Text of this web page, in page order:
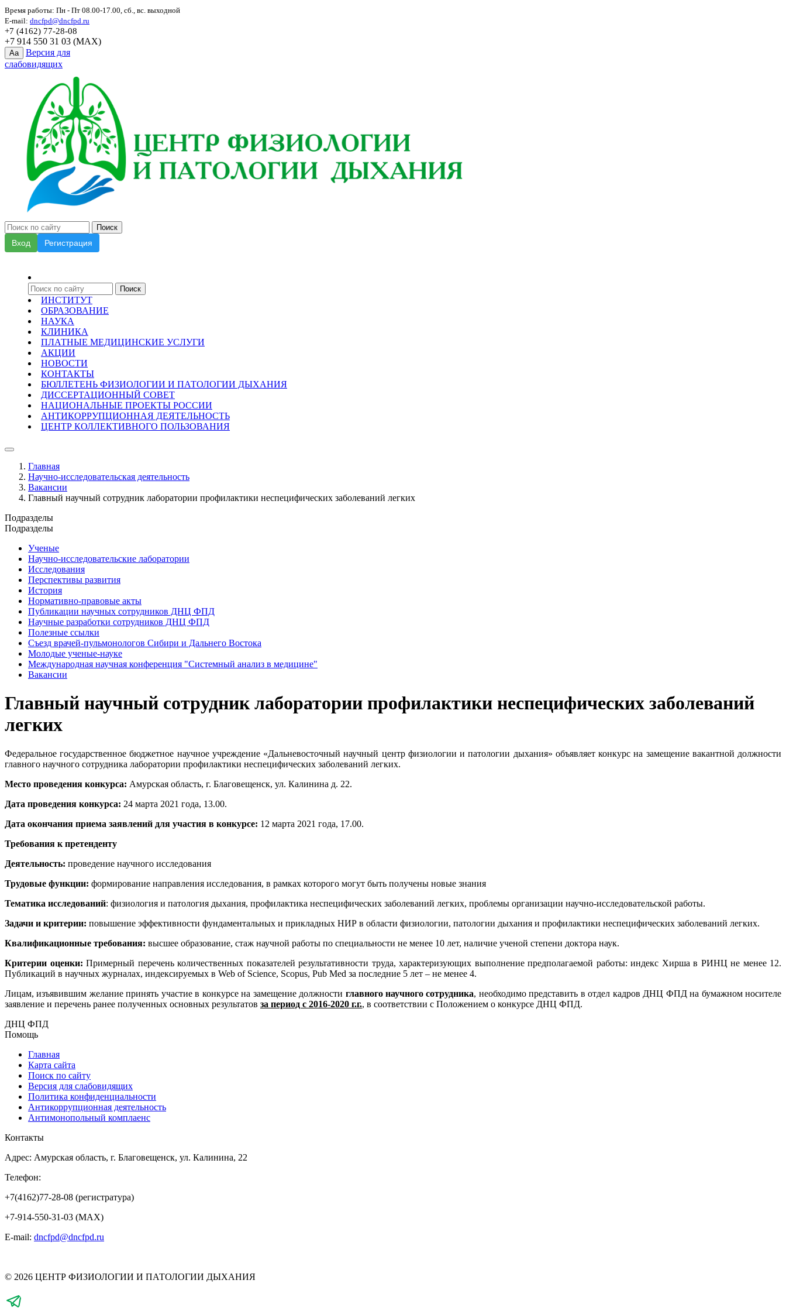
Время работы: Пн - Пт 08.00-17.00, сб., вс. выходной
E-mail: dncfpd@dncfpd.ru
+7 (4162) 77-28-08
+7 914 550 31 03 (MAX)
Aa
Версия для
слабовидящих
Вход Регистрация
ИНСТИТУТ
ОБРАЗОВАНИЕ
НАУКА
КЛИНИКА
ПЛАТНЫЕ МЕДИЦИНСКИЕ УСЛУГИ
АКЦИИ
НОВОСТИ
КОНТАКТЫ
БЮЛЛЕТЕНЬ ФИЗИОЛОГИИ И ПАТОЛОГИИ ДЫХАНИЯ
ДИССЕРТАЦИОННЫЙ СОВЕТ
НАЦИОНАЛЬНЫЕ ПРОЕКТЫ РОССИИ
АНТИКОРРУПЦИОННАЯ ДЕЯТЕЛЬНОСТЬ
ЦЕНТР КОЛЛЕКТИВНОГО ПОЛЬЗОВАНИЯ
Главная
Научно-исследовательская деятельность
Вакансии
Главный научный сотрудник лаборатории профилактики неспецифических заболеваний легких
Подразделы
Подразделы
Ученые
Научно-исследовательские лаборатории
Исследования
Перспективы развития
История
Нормативно-правовые акты
Публикации научных сотрудников ДНЦ ФПД
Научные разработки сотрудников ДНЦ ФПД
Полезные ссылки
Съезд врачей-пульмонологов Сибири и Дальнего Востока
Молодые ученые-науке
Международная научная конференция "Системный анализ в медицине"
Вакансии
Главный научный сотрудник лаборатории профилактики неспецифических заболеваний
легких
Федеральное государственное бюджетное научное учреждение «Дальневосточный научный центр физиологии и патологии дыхания» объявляет конкурс на замещение вакантной должности
главного научного сотрудника лаборатории профилактики неспецифических заболеваний легких.
Место проведения конкурса: Амурская область, г. Благовещенск, ул. Калинина д. 22.
Дата проведения конкурса: 24 марта 2021 года, 13.00.
Дата окончания приема заявлений для участия в конкурсе: 12 марта 2021 года, 17.00.
Требования к претенденту
Деятельность: проведение научного исследования
Трудовые функции: формирование направления исследования, в рамках которого могут быть получены новые знания
Тематика исследований: физиология и патология дыхания, профилактика неспецифических заболеваний легких, проблемы организации научно-исследовательской работы.
Задачи и критерии: повышение эффективности фундаментальных и прикладных НИР в области физиологии, патологии дыхания и профилактики неспецифических заболеваний легких.
Квалификационные требования: высшее образование, стаж научной работы по специальности не менее 10 лет, наличие ученой степени доктора наук.
Критерии оценки: Примерный перечень количественных показателей результативности труда, характеризующих выполнение предполагаемой работы: индекс Хирша в РИНЦ не менее 12.
Публикаций в научных журналах, индексируемых в Web of Science, Scopus, Pub Med за последние 5 лет – не менее 4.
Лицам, изъявившим желание принять участие в конкурсе на замещение должности главного научного сотрудника, необходимо представить в отдел кадров ДНЦ ФПД на бумажном носителе
заявление и перечень ранее полученных основных результатов за период с 2016-2020 г.г., в соответствии с Положением о конкурсе ДНЦ ФПД.
ДНЦ ФПД
Помощь
Главная
Карта сайта
Поиск по сайту
Версия для слабовидящих
Политика конфиденциальности
Антикоррупционная деятельность
Антимонопольный комплаенс
Контакты
Адрес: Амурская область, г. Благовещенск, ул. Калинина, 22
Телефон:
+7(4162)77-28-08 (регистратура)
+7-914-550-31-03 (MAX)
E-mail: dncfpd@dncfpd.ru
© 2026 ЦЕНТР ФИЗИОЛОГИИ И ПАТОЛОГИИ ДЫХАНИЯ